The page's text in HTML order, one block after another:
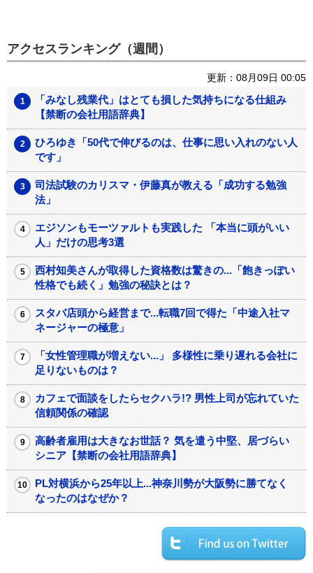
アクセスランキング（週間）
更新：08月09日 00:05
「みなし残業代」はとても損した気持ちになる仕組み
【禁断の会社用語辞典】
ひろゆき「50代で伸びるのは、仕事に思い入れのない人
です」
司法試験のカリスマ・伊藤真が教える「成功する勉強
法」
エジソンもモーツァルトも実践した 「本当に頭がいい
人」だけの思考3選
西村知美さんが取得した資格数は驚きの...「飽きっぽい
性格でも続く」勉強の秘訣とは？
スタバ店頭から経営まで...転職7回で得た「中途入社マ
ネージャーの極意」
「女性管理職が増えない...」 多様性に乗り遅れる会社に
足りないものは？
カフェで面談をしたらセクハラ!? 男性上司が忘れていた
信頼関係の確認
高齢者雇用は大きなお世話？ 気を遣う中堅、居づらい
シニア【禁断の会社用語辞典】
PL対横浜から25年以上...神奈川勢が大阪勢に勝てなく
なったのはなぜか？